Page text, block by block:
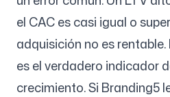
el CAC es casi igual o
adquisición no es
es el verdadero indicador
crecimiento. Si Branding5